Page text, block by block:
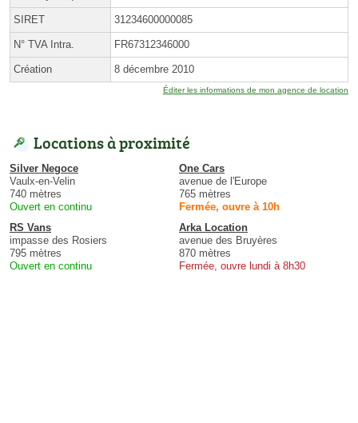
SIRET 31234600000085
N° TVA Intra. FR67312346000
Création 8 décembre 2010
Éditer les informations de mon agence de location
Locations à proximité
Silver Negoce
Vaulx-en-Velin
740 mètres
Ouvert en continu
One Cars
avenue de l'Europe
765 mètres
Fermée, ouvre à 10h
RS Vans
impasse des Rosiers
795 mètres
Ouvert en continu
Arka Location
avenue des Bruyères
870 mètres
Fermée, ouvre lundi à 8h30